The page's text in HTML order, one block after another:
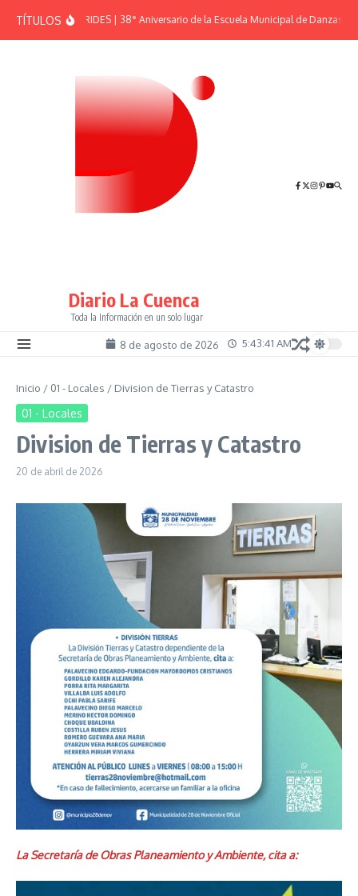
TÍTULOSEFEMÉRIDES | 38° Aniversario de la Escuela Municipal de Danzas “El
Diario La Cuenca
Toda la Información en un solo lugar
8 de agosto de 2026 5:43:41 AM
Inicio / 01 - Locales / Division de Tierras y Catastro
01 - Locales
Division de Tierras y Catastro
20 de abril de 2026
La Secretaría de Obras Planeamiento y Ambiente, cita a: